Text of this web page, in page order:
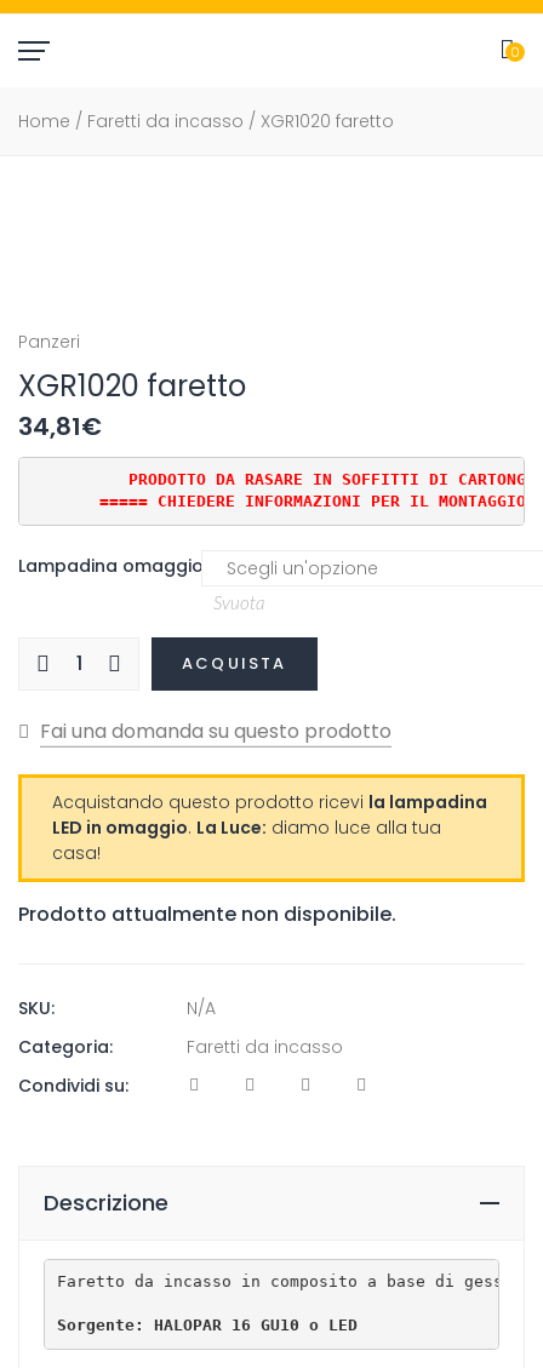
0
Home / Faretti da incasso / XGR1020 faretto
Panzeri
XGR1020 faretto
34,81€
PRODOTTO DA RASARE IN SOFFITTI DI
===== CHIEDERE INFORMAZIONI PER IL MONTAGGIO
Lampadina omaggio
Svuota
ACQUISTA
Acquistando questo prodotto ricevi la lampadina
LED in omaggio. La Luce: diamo luce alla tua
casa!
Prodotto attualmente non disponibile.
SKU:
N/A
Categoria:
Faretti da incasso
Condividi su:
Descrizione
Faretto da incasso in composito a base di
Sorgente: HALOPAR 16 GU10 o LED